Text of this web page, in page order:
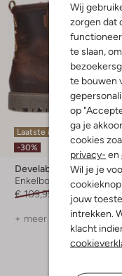
Wij
zorgen dat
te slaan,
te bouwen
op
ga je
cookies
privacy- en
Wil je je
jouw
intrekken.
klacht
Laatste items
-30%
Develab
Enkelboots
€ 109,95
€ 76,99
+ meer kleuren